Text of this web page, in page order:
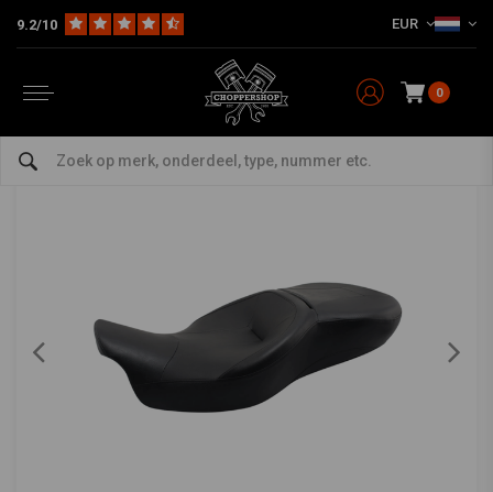
9.2/10 EUR
0
HD Seats, Sissy Bars en Montagekits 2 Up Tour Zadel Harley Davidson FLH 14-17
2 Up Tour Zadel Harley Davidson FLH 14-17